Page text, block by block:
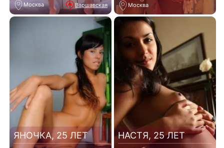
Москва Варшавская Москва
ЯНОЧКА, 25 ЛЕТ НАСТЯ, 25 ЛЕТ